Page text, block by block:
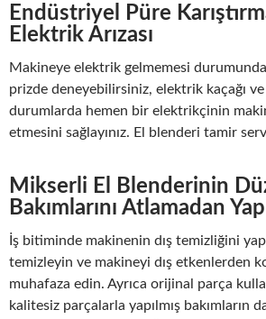
Endüstriyel Püre
Elektrik Arızası
Makineye elektrik gelmemesi
prizde deneyebilirsiniz, elektrik kaçağı ve
durumlarda hemen bir elektrikçinin
etmesini sağlayınız. El blenderi tamir
Mikserli El Blenderinin
Bakımlarını Atlamadan
İş bitiminde makinenin dış temizliğini
temizleyin ve makineyi dış etkenlerden
muhafaza edin. Ayrıca orijinal parça
kalitesiz parçalarla yapılmış bakımların